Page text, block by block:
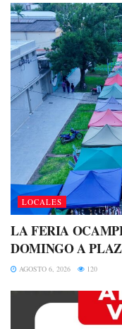
LOCALES
LA FERIA
DOMINGO A
AGOSTO 6, 2026 120